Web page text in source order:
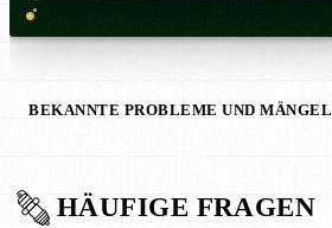
BEKANNTE PROBLEME UND MÄNGEL
HÄUFIGE FRAGEN